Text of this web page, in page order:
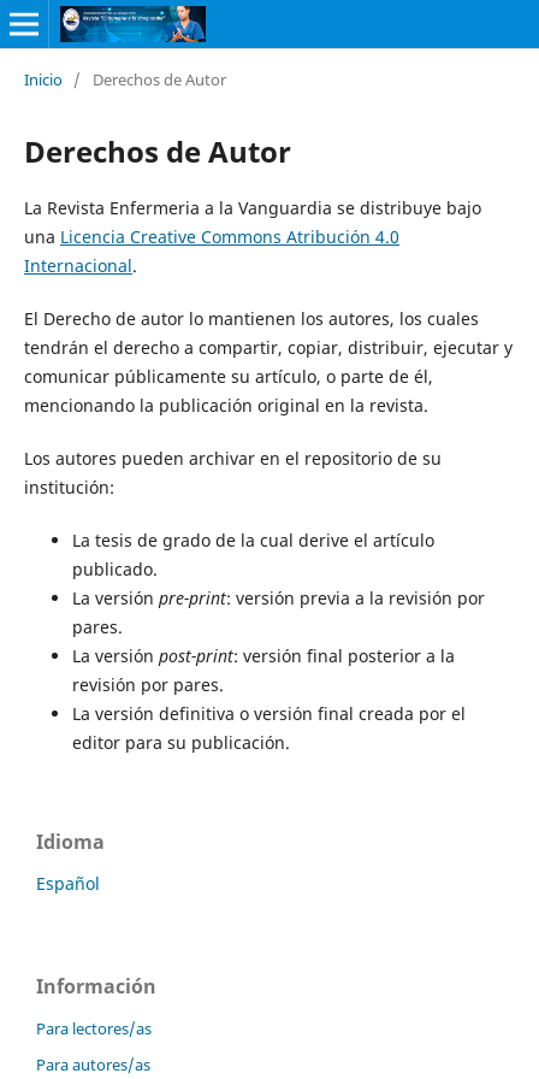
Inicio / Derechos de Autor
Derechos de Autor
La Revista Enfermeria a la Vanguardia se distribuye bajo
una Licencia Creative Commons Atribución 4.0
Internacional.
El Derecho de autor lo mantienen los autores, los cuales
tendrán el derecho a compartir, copiar, distribuir, ejecutar y
comunicar públicamente su artículo, o parte de él,
mencionando la publicación original en la revista.
Los autores pueden archivar en el repositorio de su
institución:
La tesis de grado de la cual derive el artículo
publicado.
La versión pre-print: versión previa a la revisión por
pares.
La versión post-print: versión final posterior a la
revisión por pares.
La versión definitiva o versión final creada por el
editor para su publicación.
Idioma
Español
Información
Para lectores/as
Para autores/as